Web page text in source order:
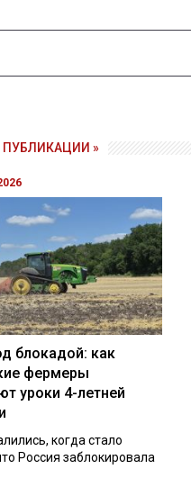
»
блокадой: как
фермеры
уроки 4-летней
когда стало
Россия заблокировала